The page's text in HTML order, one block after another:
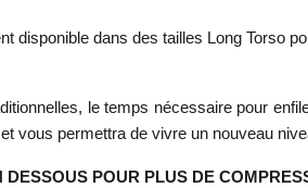
disponible dans des tailles Long Torso
le temps nécessaire pour
vous permettra de vivre un nouveau
POUR PLUS DE